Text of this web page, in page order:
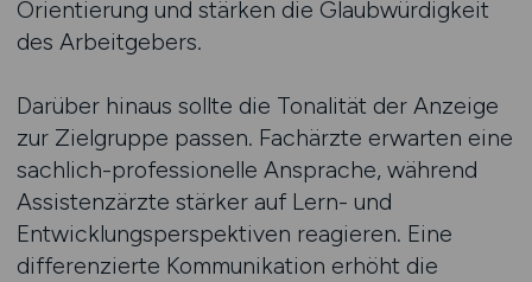
Orientierung und stärken die Glaubwürdigkeit
des Arbeitgebers.
Darüber hinaus sollte die Tonalität der Anzeige
zur Zielgruppe passen. Fachärzte erwarten eine
sachlich-professionelle Ansprache, während
Assistenzärzte stärker auf Lern- und
Entwicklungsperspektiven reagieren. Eine
differenzierte Kommunikation erhöht die